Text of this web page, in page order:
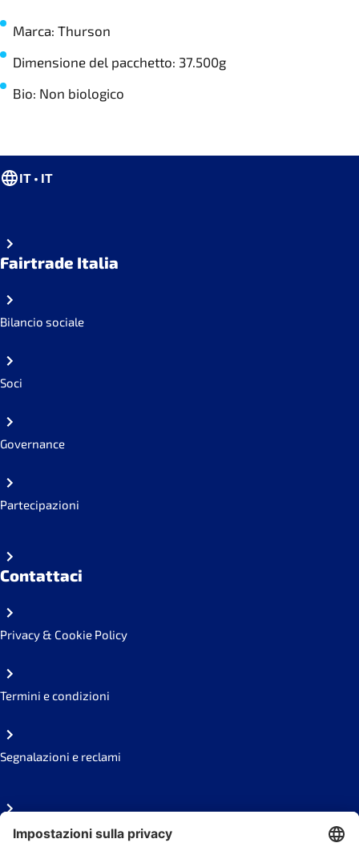
Marca: Thurson
Dimensione del pacchetto: 37.500g
Bio: Non biologico
IT • IT
Fairtrade Italia
Bilancio sociale
Soci
Governance
Partecipazioni
Contattaci
Privacy & Cookie Policy
Termini e condizioni
Segnalazioni e reclami
FAQ